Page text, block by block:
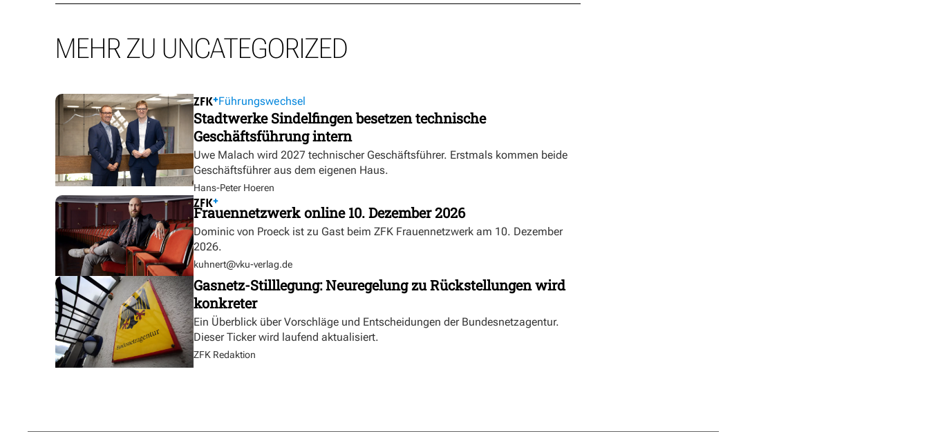
MEHR ZU UNCATEGORIZED
Führungswechsel
Stadtwerke Sindelfingen besetzen technische
Geschäftsführung intern
Uwe Malach wird 2027 technischer Geschäftsführer. Erstmals kommen beide
Geschäftsführer aus dem eigenen Haus.
Hans-Peter Hoeren
Frauennetzwerk online 10. Dezember 2026
Dominic von Proeck ist zu Gast beim ZFK Frauennetzwerk am 10. Dezember
2026.
kuhnert@vku-verlag.de
Gasnetz-Stilllegung: Neuregelung zu Rückstellungen wird
konkreter
Ein Überblick über Vorschläge und Entscheidungen der Bundesnetzagentur.
Dieser Ticker wird laufend aktualisiert.
ZFK Redaktion